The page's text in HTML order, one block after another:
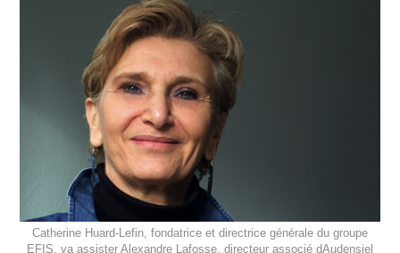
Catherine Huard-Lefin, fondatrice et directrice générale du groupe
EFIS, va assister Alexandre Lafosse, directeur associé dAudensiel